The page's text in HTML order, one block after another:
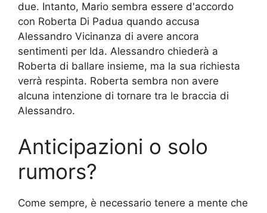
due. Intanto, Mario sembra essere d'accordo
con Roberta Di Padua quando accusa
Alessandro Vicinanza di avere ancora
sentimenti per Ida. Alessandro chiederà a
Roberta di ballare insieme, ma la sua richiesta
verrà respinta. Roberta sembra non avere
alcuna intenzione di tornare tra le braccia di
Alessandro.
Anticipazioni o solo
rumors?
Come sempre, è necessario tenere a mente che